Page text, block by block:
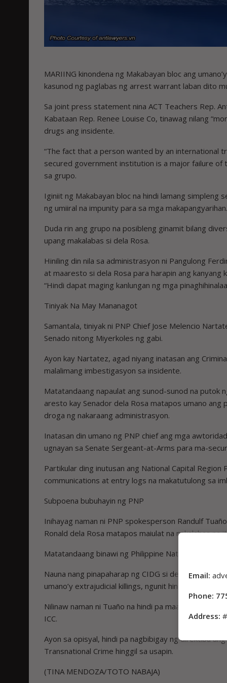
MARIING kinondena ng Makabayan bloc ang
kasunod ng paglabas ng arrest warrant laban dito
Sa joint press statement nina ACT Teachers Rep.
Kabataan Rep. Renee Louise Co, tinawag nilang
drugs ang insidente.
“The fact that a person wanted by an international
secured government institution is a major failure of
sa grupo.
Iginiit ng Makabayan bloc na hindi lamang simpleng
ng umiiral na impunity para sa mga makapangyarihan.
Duda rin ang grupo na posibleng ginamit bilang
upang makalabas si dela Rosa.
Hiniling din nila sa administrasyon ni Pangulong
at maaresto si dela Rosa para harapin ang kanyang
“Hindi dapat maging kanlungan ng mga
Tiniyak Na May Mananagot
Samantala, tiniyak ni PNP Chief Jose Melencio
Senado nitong Miyerkoles ng gabi.
Ayon kay Nartatez, agad niyang inatasan ang
malalimang imbestigasyon sa insidente.
Matatandaang napaulat ang sunod-sunod na putok
aresto kay Senador dela Rosa matapos umano ang
droga ng nakaraang administrasyon.
Inatasan din umano ng PNP chief ang mga
ugnayan sa Senate Sergeant-at-Arms para ma-
Partikular ding inutusan ang National Capital
communications at entry logs na makatutulong sa
Subpoena bubuhayin ng PNP
Inihayag naman ni PNP spokesperson Randulf
Ronald dela Rosa matapos maiulat na nakalabas
Matatandaang binawi ng Philippine National Police
Nauna nang pinapaharap ng CIDG si dela Rosa sa
umano’y extrajudicial killings, ngunit hindi ito
Nilinaw naman ni Tuaño na hindi pa maaaring
ICC.
Ayon sa opisyal, hindi pa nagbibigay ng direktiba
Transnational Crime hinggil sa usapin.
(TINA MENDOZA/TOTO NABAJA)
Email:
Phone:
Address: